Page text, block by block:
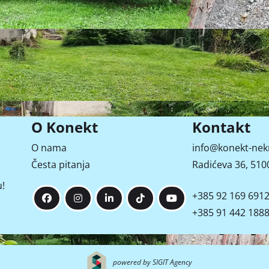
O Konekt
O nama
Česta pitanja
Kontakt
info@konekt-
Radićeva 36,
+385 92 169 6912
+385 91 442 1888
powered by SIGIT Agency